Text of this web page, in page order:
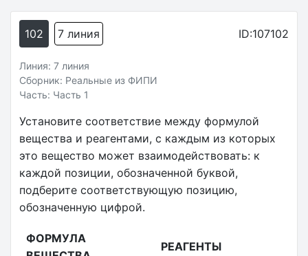
102 7 линия ID:107102
Линия: 7 линия
Сборник: Реальные из ФИПИ
Часть: Часть 1
Установите соответствие между формулой
вещества и реагентами, с каждым из которых
это вещество может взаимодействовать: к
каждой позиции, обозначенной буквой,
подберите соответствующую позицию,
обозначенную цифрой.
ФОРМУЛА
РЕАГЕНТЫ